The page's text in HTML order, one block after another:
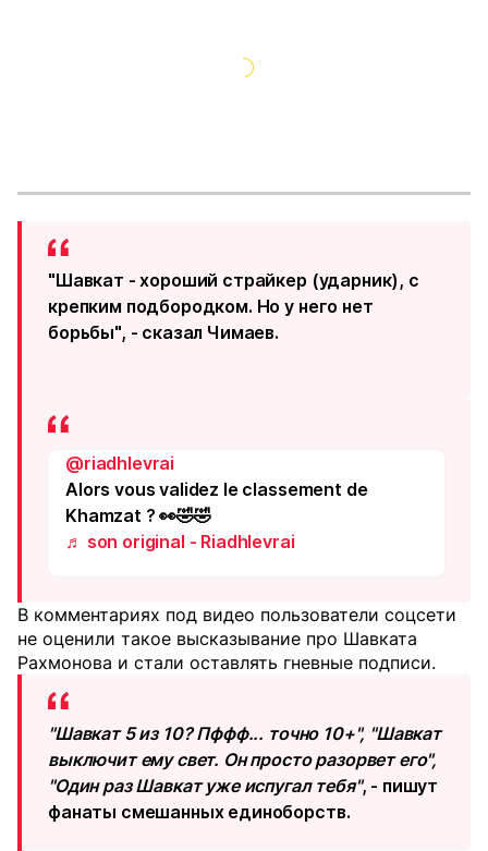
"Шавкат - хороший страйкер (ударник), с
крепким подбородком. Но у него нет
борьбы", - сказал Чимаев.
@riadhlevrai
Alors vous validez le classement de
Khamzat ? 👀🤣🤣
♬ son original - Riadhlevrai
В комментариях под видео пользователи соцсети
не оценили такое высказывание про Шавката
Рахмонова и стали оставлять гневные подписи.
"Шавкат 5 из 10? Пффф... точно 10+", "Шавкат
выключит ему свет. Он просто разорвет его",
"Один раз Шавкат уже испугал тебя", - пишут
фанаты смешанных единоборств.